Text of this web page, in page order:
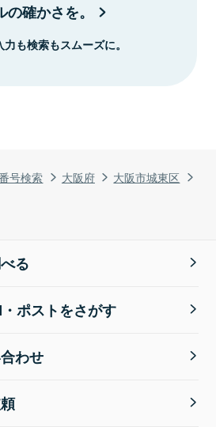
号検索 大阪府
大阪市城東区
確かさを。
も検索もスムーズに。
る
ポストをさがす
わせ